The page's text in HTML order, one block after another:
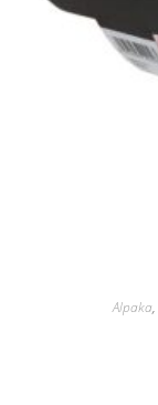
Alpaka,